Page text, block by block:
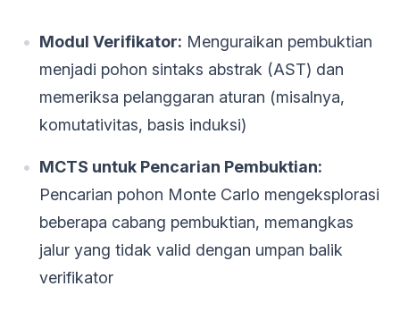
Modul Verifikator: Menguraikan pembuktian
menjadi pohon sintaks abstrak (AST) dan
memeriksa pelanggaran aturan (misalnya,
komutativitas, basis induksi)
MCTS untuk Pencarian Pembuktian:
Pencarian pohon Monte Carlo mengeksplorasi
beberapa cabang pembuktian, memangkas
jalur yang tidak valid dengan umpan balik
verifikator